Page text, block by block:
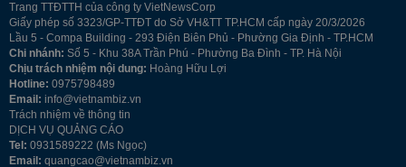
Trang TTĐTTH của công ty VietNewsCorp
Giấy phép số 3323/GP-TTĐT do Sở VH&TT TP.HCM cấp ngày 20/3/2026
Lầu 5 - Compa Building - 293 Điện Biên Phủ - Phường Gia Định - TP.HCM
Chi nhánh: Số 5 - Khu 38A Trần Phú - Phường Ba Đình - TP. Hà Nội
Chịu trách nhiệm nội dung: Hoàng Hữu Lợi
Hotline: 0975798489
Email: info@vietnambiz.vn
Trách nhiệm về thông tin
DỊCH VỤ QUẢNG CÁO
Tel: 0931589222 (Ms Ngọc)
Email: quangcao@vietnambiz.vn